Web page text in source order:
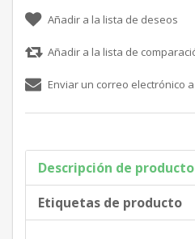
Descripción de producto
Etiquetas de producto